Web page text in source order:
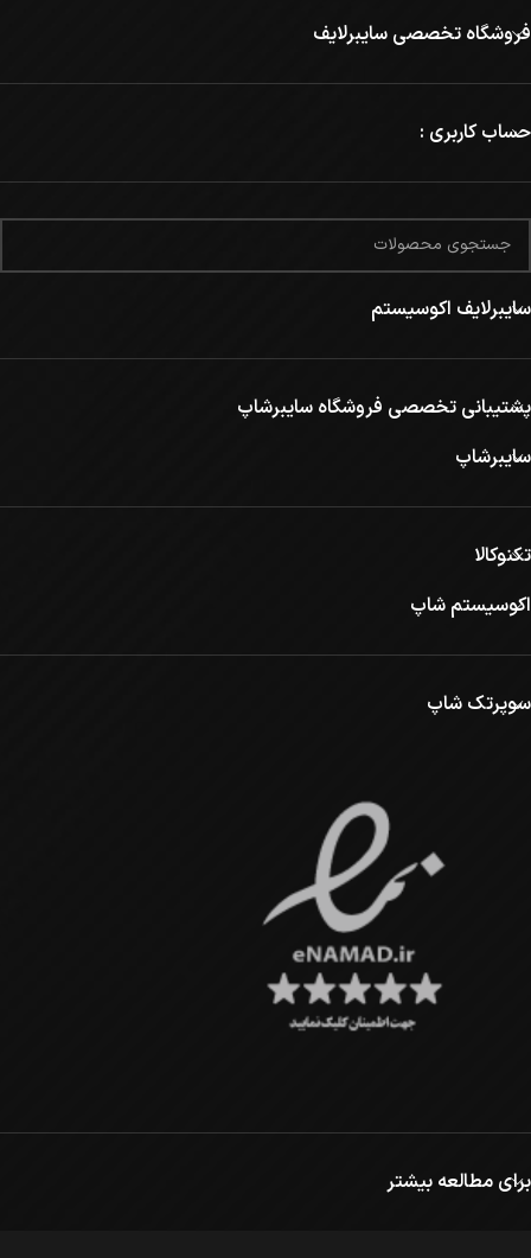
فروشگاه تخصصی سایبرلایف
حساب کاربری :
سایبرلایف اکوسیستم
پشتیبانی تخصصی فروشگاه سایبرشاپ
سایبرشاپ
تکنوکالا
اکوسیستم شاپ
سوپرتک شاپ
برای مطالعه بیشتر